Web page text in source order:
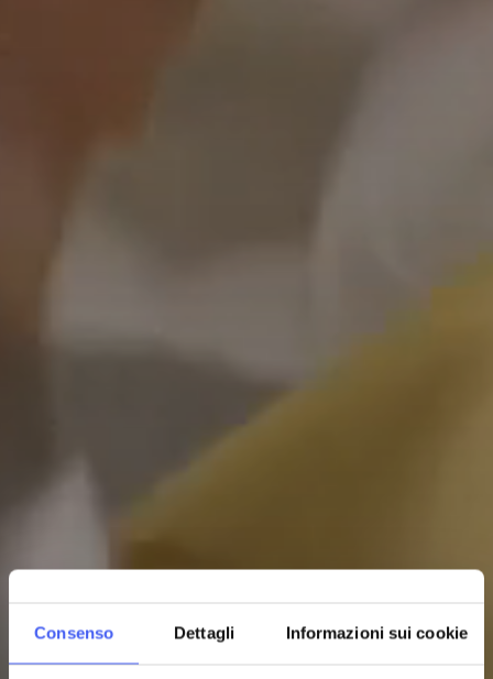
Consenso Dettagli Informazioni sui cookie